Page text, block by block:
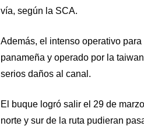
vía, según la SCA.
Además, el intenso operativo
panameña y operado por la
serios daños al canal.
El buque logró salir el 29 de
norte y sur de la ruta pudieran